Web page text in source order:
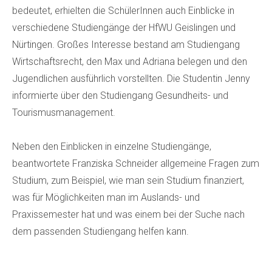
bedeutet, erhielten die SchülerInnen auch Einblicke in
verschiedene Studiengänge der HfWU Geislingen und
Nürtingen. Großes Interesse bestand am Studiengang
Wirtschaftsrecht, den Max und Adriana belegen und den
Jugendlichen ausführlich vorstellten. Die Studentin Jenny
informierte über den Studiengang Gesundheits- und
Tourismusmanagement.
Neben den Einblicken in einzelne Studiengänge,
beantwortete Franziska Schneider allgemeine Fragen zum
Studium, zum Beispiel, wie man sein Studium finanziert,
was für Möglichkeiten man im Auslands- und
Praxissemester hat und was einem bei der Suche nach
dem passenden Studiengang helfen kann.